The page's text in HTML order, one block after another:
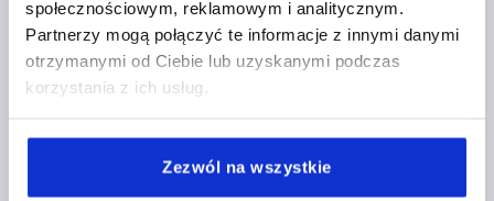
społecznościowym, reklamowym i analitycznym.
Partnerzy mogą połączyć te informacje z innymi danymi
otrzymanymi od Ciebie lub uzyskanymi podczas
korzystania z ich usług.
Zezwól na wszystkie